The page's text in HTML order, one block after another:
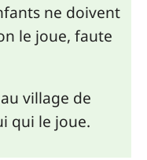
ne doivent
le joue, faute
village de
qui le joue.